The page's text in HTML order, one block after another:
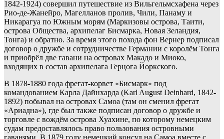
1842-1924) совершил путешествие из Вильгельмсхафена через
Рио-де-Жанейро, Магелланов пролив, Чили, Панаму и
Никарагуа по Южным морям (Маркизовы острова, Таити,
острова Общества, архипелаг Бисмарка, Новая Зеландия,
Тонга) и обратно. За время этого похода фон Вернер подписал
договор о дружбе и сотрудничестве Германии с королём Тонга
и приобрёл две гавани на островах Макадо и Миоко,
входящих в состав архипелага Герцога Йоркского.
В 1878-1880 года фрегат-корвет «Бисмарк» под
командованием Карла Дайнхарда (Karl August Deinhard, 1842-
1892) побывал на островах Самоа (там он сменил фрегат
«Ариадна»), где был также подписан договор о дружбе и
торговле с вождём острова Хуахине, по которому немецким
судам предоставлялось право пользования островными
гаванями. В 1879 году немецкий консул на Самоа вместе с